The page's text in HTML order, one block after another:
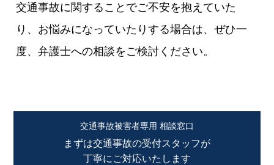
交通事故に関することでご不安を抱えていた
り、お悩みになっていたりする場合は、ぜひ一
度、弁護士への相談をご検討ください。
交通事故被害者専用 相談窓口
まずは交通事故の受付スタッフが
丁寧にご対応いたします